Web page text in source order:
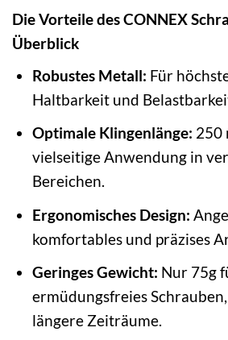
Die Vorteile des CONNEX
Überblick
Robustes Metall: Für
Haltbarkeit und
Optimale Klingenlänge: 250
vielseitige Anwendung in
Bereichen.
Ergonomisches Design:
komfortables und präzises
Geringes Gewicht: Nur 75g
ermüdungsfreies
längere Zeiträume.